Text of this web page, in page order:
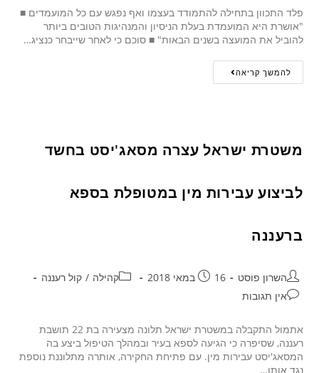
פלד התכוון בתחילה להתמודד בעצמו ואף נפגש עם כל המועמדים ■
"אושרת היא המועמדת בעלת הניסיון והמנהיגות הטובים ביותר
להוביל את המועצה בשנים הבאות" ■ סוכם כי לאחר שייבחר כנציג…
להמשך קריאה
משטרת ישראל עצרה מסאג'יסט בחשד
לביצוע עבירות מין במטופלת בספא
ברעננה
השרון פוסט 16 במאי 2018 קהילה / קול רעננה
אין תגובות
אתמול התקבלה במשטרת ישראל תלונה מצעירה בת 22 תושבת
רעננה, שסיפרה כי הגיעה לספא בעיר ובמהלך הטיפול ביצע בה
המסאג'יסט עבירות מין. עם פתיחת החקירה, אותרה מתלוננת נוספת
נגד אותו…